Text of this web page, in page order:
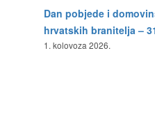
Dan pobjede i
hrvatskih branitelja –
1. kolovoza 2026.